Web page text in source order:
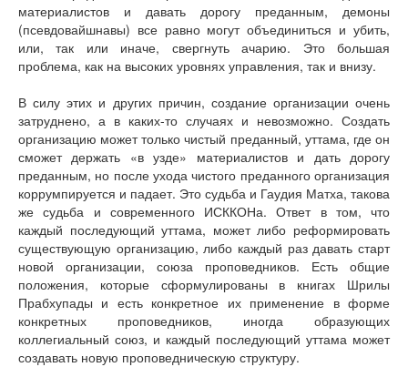
материалистов и давать дорогу преданным, демоны
(псевдовайшнавы) все равно могут объединиться и убить,
или, так или иначе, свергнуть ачарию. Это большая
проблема, как на высоких уровнях управления, так и внизу.
В силу этих и других причин, создание организации очень
затруднено, а в каких-то случаях и невозможно. Создать
организацию может только чистый преданный, уттама, где он
сможет держать «в узде» материалистов и дать дорогу
преданным, но после ухода чистого преданного организация
коррумпируется и падает. Это судьба и Гаудия Матха, такова
же судьба и современного ИСККОНа. Ответ в том, что
каждый последующий уттама, может либо реформировать
существующую организацию, либо каждый раз давать старт
новой организации, союза проповедников. Есть общие
положения, которые сформулированы в книгах Шрилы
Прабхупады и есть конкретное их применение в форме
конкретных проповедников, иногда образующих
коллегиальный союз, и каждый последующий уттама может
создавать новую проповедническую структуру.